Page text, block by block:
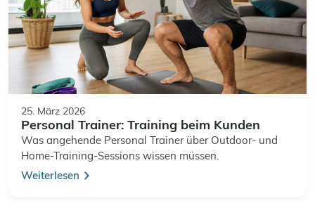
25. März 2026
Personal Trainer: Training beim Kunden
Was angehende Personal Trainer über Outdoor- und
Home-Training-Sessions wissen müssen.
Weiterlesen